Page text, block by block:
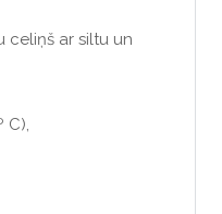
celiņš ar siltu un
C),